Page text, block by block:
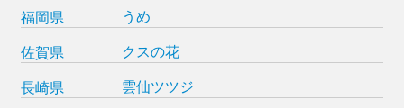
福岡県 うめ
佐賀県 クスの花
長崎県 雲仙ツツジ